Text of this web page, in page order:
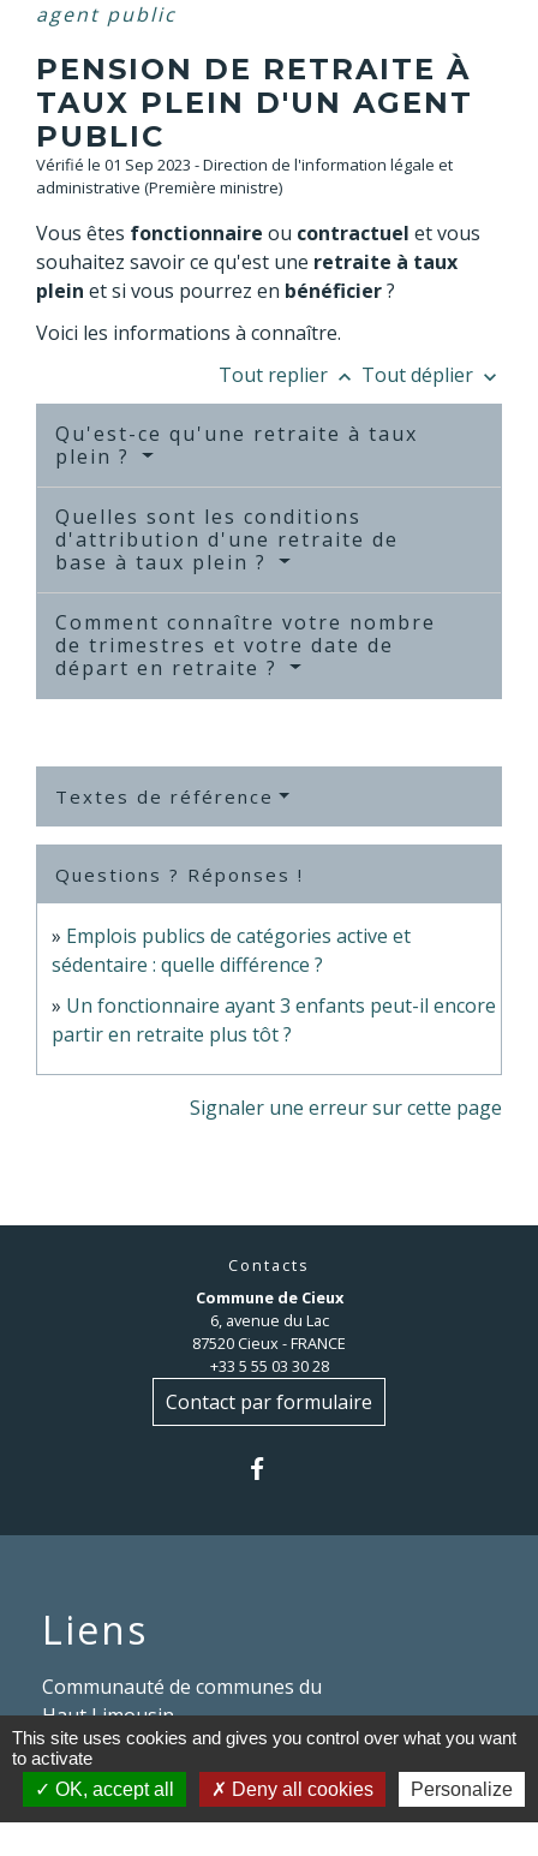
agent public
PENSION DE RETRAITE À
TAUX PLEIN D'UN AGENT
PUBLIC
Vérifié le 01 Sep 2023 - Direction de l'information légale et
administrative (Première ministre)
Vous êtes fonctionnaire ou contractuel et vous
souhaitez savoir ce qu'est une retraite à taux
plein et si vous pourrez en bénéficier?
Voici les informations à connaître.
Tout replier keyboard_arrow_up Tout déplier keyboard_arrow_down
Qu'est-ce qu'une retraite à taux
plein ?
Quelles sont les conditions
d'attribution d'une retraite de
base à taux plein ?
Comment connaître votre nombre
de trimestres et votre date de
départ en retraite ?
Textes de référence
Questions ? Réponses !
Emplois publics de catégories active et
sédentaire : quelle différence ?
Un fonctionnaire ayant 3 enfants peut-il encore
partir en retraite plus tôt ?
Signaler une erreur sur cette page
Contacts
Commune de Cieux
6, avenue du Lac
87520 Cieux - FRANCE
+33 5 55 03 30 28
Contact par formulaire
Liens
Communauté de communes du
Haut Limousin
Le tourisme en Haut Limousin
Conservatoire d'espaces
This site uses cookies and gives you control over what you want
to activate
OK, accept all
Deny all cookies Personalize